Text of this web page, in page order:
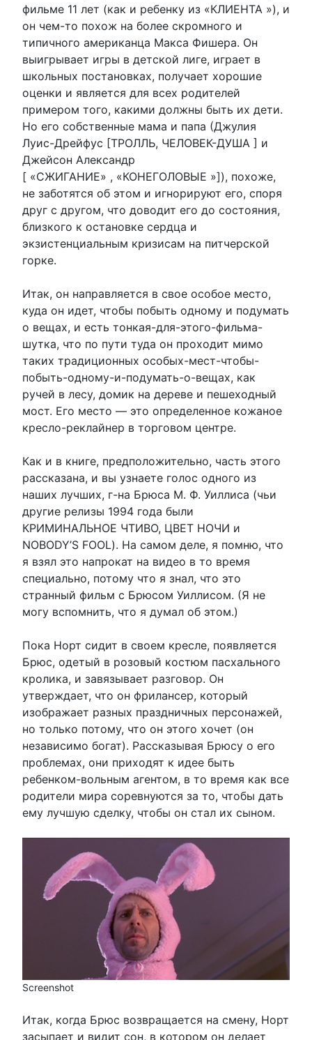
фильме 11 лет (как и ребенку из «КЛИЕНТА »), и
он чем-то похож на более скромного и
типичного американца Макса Фишера. Он
выигрывает игры в детской лиге, играет в
школьных постановках, получает хорошие
оценки и является для всех родителей
примером того, какими должны быть их дети.
Но его собственные мама и папа (Джулия
Луис-Дрейфус [ТРОЛЛЬ, ЧЕЛОВЕК-ДУША ] и
Джейсон Александр
[ «СЖИГАНИЕ» , «КОНЕГОЛОВЫЕ »]), похоже,
не заботятся об этом и игнорируют его, споря
друг с другом, что доводит его до состояния,
близкого к остановке сердца и
экзистенциальным кризисам на питчерской
горке.
Итак, он направляется в свое особое место,
куда он идет, чтобы побыть одному и подумать
о вещах, и есть тонкая-для-этого-фильма-
шутка, что по пути туда он проходит мимо
таких традиционных особых-мест-чтобы-
побыть-одному-и-подумать-о-вещах, как
ручей в лесу, домик на дереве и пешеходный
мост. Его место — это определенное кожаное
кресло-реклайнер в торговом центре.
Как и в книге, предположительно, часть этого
рассказана, и вы узнаете голос одного из
наших лучших, г-на Брюса М. Ф. Уиллиса (чьи
другие релизы 1994 года были
КРИМИНАЛЬНОЕ ЧТИВО, ЦВЕТ НОЧИ и
NOBODY’S FOOL). На самом деле, я помню, что
я взял это напрокат на видео в то время
специально, потому что я знал, что это
странный фильм с Брюсом Уиллисом. (Я не
могу вспомнить, что я думал об этом.)
Пока Норт сидит в своем кресле, появляется
Брюс, одетый в розовый костюм пасхального
кролика, и завязывает разговор. Он
утверждает, что он фрилансер, который
изображает разных праздничных персонажей,
но только потому, что он этого хочет (он
независимо богат). Рассказывая Брюсу о его
проблемах, они приходят к идее быть
ребенком-вольным агентом, в то время как все
родители мира соревнуются за то, чтобы дать
ему лучшую сделку, чтобы он стал их сыном.
Screenshot
Итак, когда Брюс возвращается на смену, Норт
засыпает и видит сон, в котором он делает